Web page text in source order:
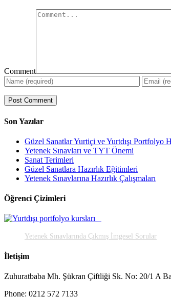
Comment
Son Yazılar
Güzel Sanatlar Yurtiçi ve Yurtdışı Portfolyo
Yetenek Sınavları ve TYT Önemi
Sanat Terimleri
Güzel Sanatlara Hazırlık Eğitimleri
Yetenek Sınavlarına Hazırlık Çalışmaları
Öğrenci Çizimleri
Yetenek Sınavlarında Çıkmış İmgesel Sorular
İletişim
Zuhuratbaba Mh. Şükran Çiftliği Sk. No: 20/1 A
Phone: 0212 572 7133